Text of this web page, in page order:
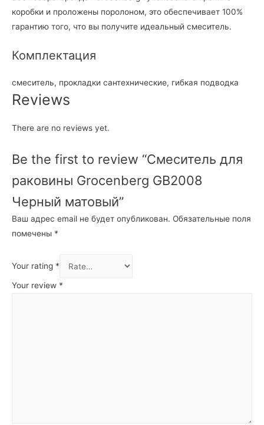
коробки и проложены поролоном, это обеспечивает 100%
гарантию того, что вы получите идеальный смеситель.
Комплектация
смеситель, прокладки сантехнические, гибкая подводка
Reviews
There are no reviews yet.
Be the first to review “Cмеситель для
раковины Grocenberg GB2008
Черный матовый”
Ваш адрес email не будет опубликован. Обязательные поля
помечены *
Your rating *
Your review *